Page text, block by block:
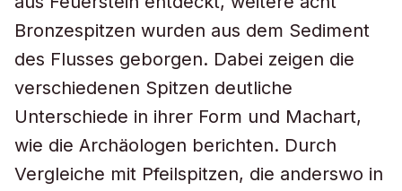
Bronzespitzen wurden aus dem Sediment
des Flusses geborgen. Dabei zeigen die
verschiedenen Spitzen deutliche
Unterschiede in ihrer Form und Machart,
wie die Archäologen berichten. Durch
Vergleiche mit Pfeilspitzen, die anderswo in